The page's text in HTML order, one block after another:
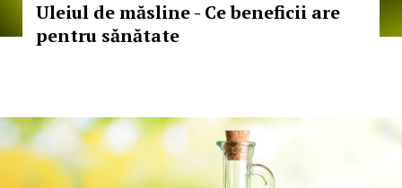
Uleiul de măsline - Ce beneficii are
pentru sănătate